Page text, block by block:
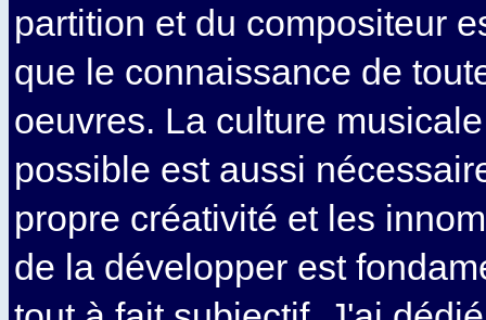
partition et du compositeur
que le connaissance de
oeuvres. La culture
possible est aussi
propre créativité et les
de la développer est